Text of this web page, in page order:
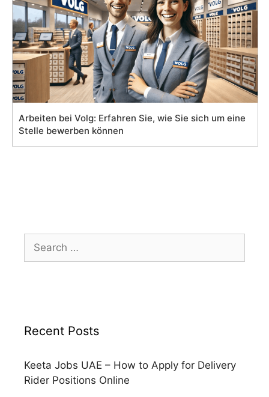
Arbeiten bei Volg: Erfahren Sie, wie Sie sich um eine
Stelle bewerben können
for:
Recent Posts
Keeta Jobs UAE – How to Apply for Delivery
Rider Positions Online